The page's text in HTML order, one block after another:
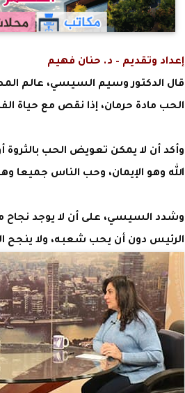
إعداد وتقديم – د. حنان فهيم
قال الدكتور وسيم السيسي، عالم
الحب مادة حرمان، إذا نقص مع حياة
وأكد أن لا يمكن تعويض الحب بالثروة
الله وهو الإيمان، وحب الناس جميعا
وشدد السيسي، على أن لا يوجد نجاح
الرئيس دون أن يحب شعبه، ولا ينجح